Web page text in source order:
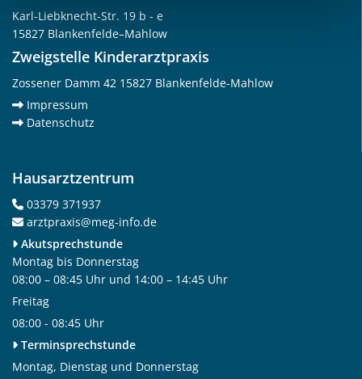
Karl-Liebknecht-Str. 19 b - e
15827 Blankenfelde–Mahlow
Zweigstelle Kinderarztpraxis
Zossener Damm 42 15827 Blankenfelde-Mahlow
 Impressum
 Datenschutz
Hausarztzentrum
 03379 371937
 arztpraxis@meg-info.de
 Akutsprechstunde
Montag bis Donnerstag
08:00 – 08:45 Uhr und 14:00 – 14:45 Uhr
Freitag
08:00 - 08:45 Uhr
 Terminsprechstunde
Montag, Dienstag und Donnerstag